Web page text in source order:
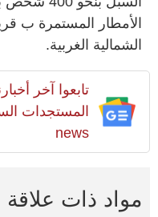
الأمطار المستمرة ب
الشمالية الغربية.
تابعوا آخر
news
مواد ذات علاقة